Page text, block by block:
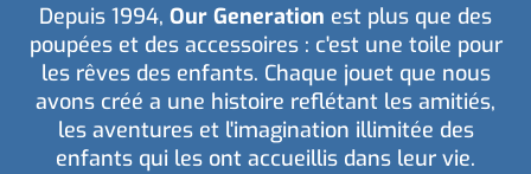
Depuis 1994, Our Generation est plus que des
poupées et des accessoires : c'est une toile pour
les rêves des enfants. Chaque jouet que nous
avons créé a une histoire reflétant les amitiés,
les aventures et l'imagination illimitée des
enfants qui les ont accueillis dans leur vie.